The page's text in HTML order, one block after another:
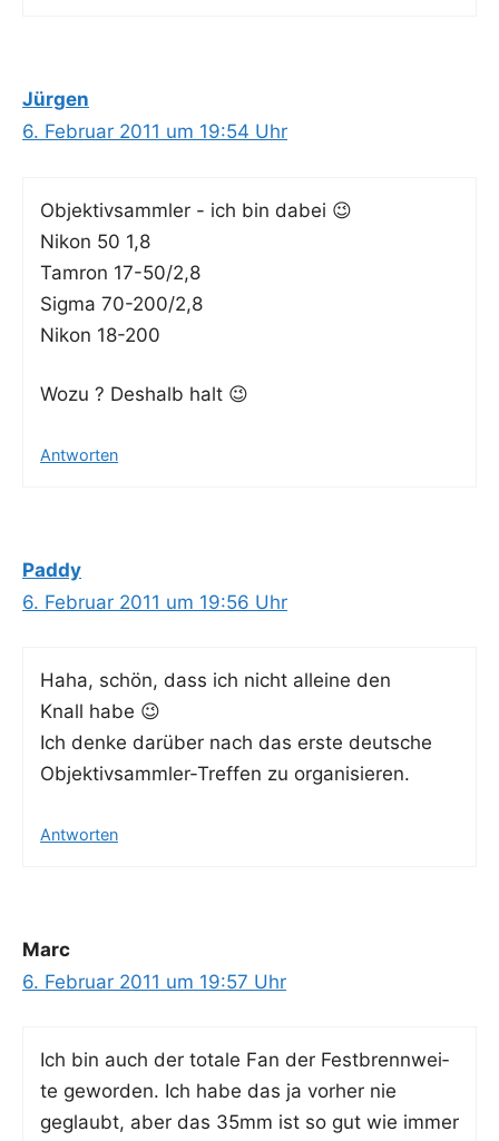
Jürgen
6. Februar 2011 um 19:54 Uhr
Objek­tiv­samm­ler - ich bin dabei 😉
Nikon 50 1,8
Tam­ron 17-50/2,8
Sig­ma 70-200/2,8
Nikon 18-200
Wozu ? Des­halb halt 😉
Antworten
Paddy
6. Februar 2011 um 19:56 Uhr
Haha, schön, dass ich nicht allei­ne den
Knall habe 😉
Ich den­ke dar­über nach das ers­te deut­sche
Objek­tiv­samm­ler-Tref­fen zu organisieren.
Antworten
Marc
6. Februar 2011 um 19:57 Uhr
Ich bin auch der tota­le Fan der Fest­brenn­wei­
te gewor­den. Ich habe das ja vor­her nie
geglaubt, aber das 35mm ist so gut wie immer